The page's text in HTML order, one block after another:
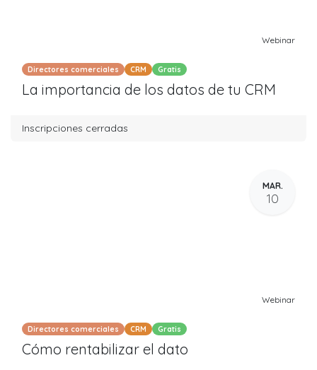
Webinar
Directores comerciales CRM Gratis
La importancia de los datos de tu CRM
Inscripciones cerradas
MAR.
10
Webinar
Directores comerciales CRM Gratis
Cómo rentabilizar el dato